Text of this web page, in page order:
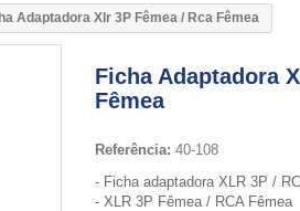
Adaptadora Xlr 3P Fêmea / Rca Fêmea
Ficha Adaptadora
Fêmea
Referência: 40-108
- Ficha adaptadora XLR 3P /
- XLR 3P Fêmea / RCA Fêmea